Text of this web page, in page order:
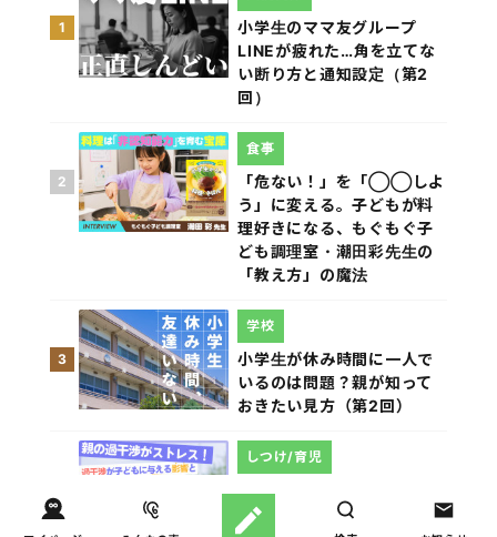
1
小学生のママ友グループ
LINEが疲れた…角を立てな
い断り方と通知設定（第2
回）
2
「危ない！」を「◯◯しよ
う」に変える。子どもが料
理好きになる、もぐもぐ子
ども調理室・潮田彩先生の
「教え方」の魔法
食事
3
小学生が休み時間に一人で
いるのは問題？親が知って
おきたい見方（第2回）
学校
親の過干渉がストレス！過
干渉が子どもに与える影響
しつけ/育児